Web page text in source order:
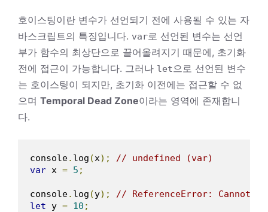
호이스팅이란 변수가 선언되기 전에 사용될 수 있는 자
바스크립트의 특징입니다. var로 선언된 변수는 선언
부가 함수의 최상단으로 끌어올려지기 때문에, 초기화
전에 접근이 가능합니다. 그러나 let으로 선언된 변수
는 호이스팅이 되지만, 초기화 이전에는 접근할 수 없
으며 Temporal Dead Zone이라는 영역에 존재합니
다.
console. log (x);
// undefined (var)
var x = 5 ;
console. log (y);
// ReferenceError: Cannot
let y = 10 ;